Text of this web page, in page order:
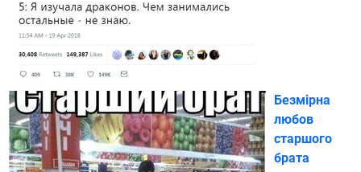
Безмірна
любов
старшого
брата